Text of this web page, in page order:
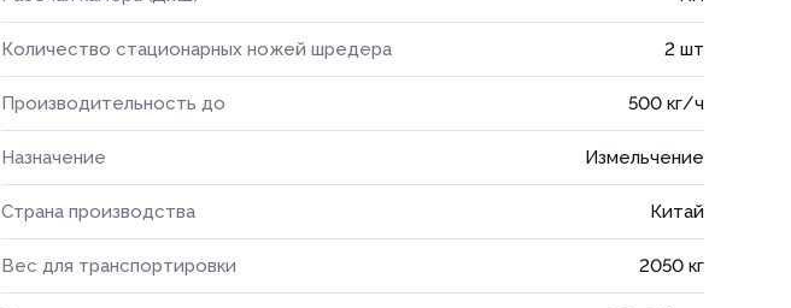
Количество стационарных ножей шредера 2 шт
Производительность до 500 кг/ч
Назначение Измельчение
Страна производства Китай
Вес для транспортировки 2050 кг